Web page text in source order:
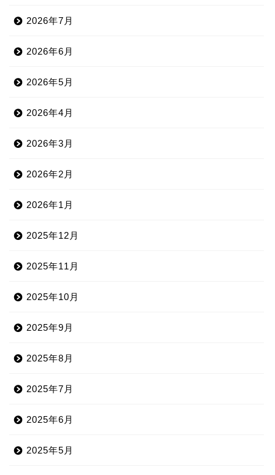
2026年7月
2026年6月
2026年5月
2026年4月
2026年3月
2026年2月
2026年1月
2025年12月
2025年11月
2025年10月
2025年9月
2025年8月
2025年7月
2025年6月
2025年5月